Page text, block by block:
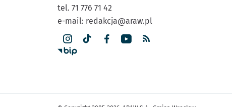
tel. 71 776 71 42
e-mail: redakcja@araw.pl